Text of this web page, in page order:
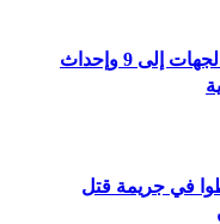
تقسيم ترابي جديد بالمغرب: تقليص الجهات إلى 9 وإحداث
أشخاص تورطوا في جريمة قتل